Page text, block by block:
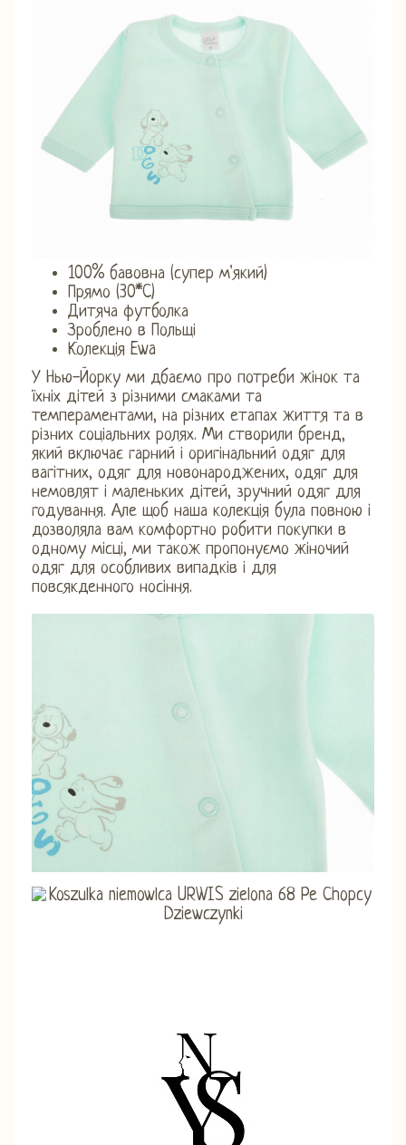
100% бавовна (супер м'який)
Прямо (30*C)
Дитяча футболка
Зроблено в Польщі
Колекція Ewa
У Нью-Йорку ми дбаємо про потреби жінок та
їхніх дітей з різними смаками та
темпераментами, на різних етапах життя та в
різних соціальних ролях. Ми створили бренд,
який включає гарний і оригінальний одяг для
вагітних, одяг для новонароджених, одяг для
немовлят і маленьких дітей, зручний одяг для
годування. Але щоб наша колекція була повною і
дозволяла вам комфортно робити покупки в
одному місці, ми також пропонуємо жіночий
одяг для особливих випадків і для
повсякденного носіння.